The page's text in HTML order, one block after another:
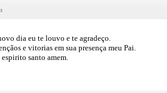
dia eu te louvo e te agradeço.
e vitorias em sua presença meu Pai.
santo amem.